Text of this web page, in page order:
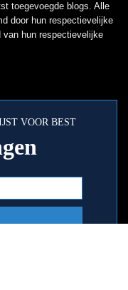
toegevoegde blogs. Alle
door hun respectievelijke
van hun respectievelijke
VOOR BEST